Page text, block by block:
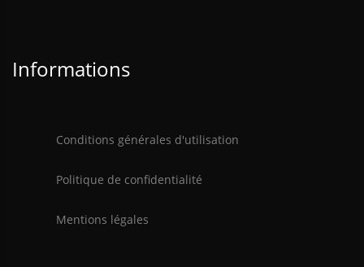
Informations
Conditions générales d'utilisation
Politique de confidentialité
Mentions légales